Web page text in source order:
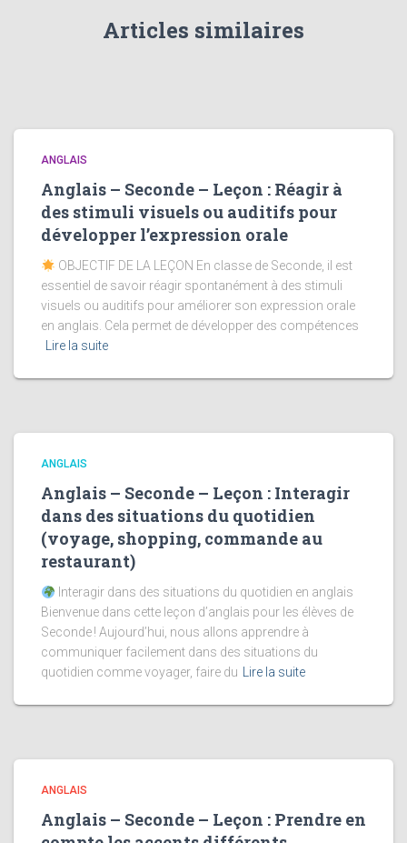
Articles similaires
ANGLAIS
Anglais – Seconde – Leçon : Réagir à
des stimuli visuels ou auditifs pour
développer l’expression orale
OBJECTIF DE LA LEÇON En classe de Seconde, il est
essentiel de savoir réagir spontanément à des stimuli
visuels ou auditifs pour améliorer son expression orale
en anglais. Cela permet de développer des compétences
Lire la suite
ANGLAIS
Anglais – Seconde – Leçon : Interagir
dans des situations du quotidien
(voyage, shopping, commande au
restaurant)
Interagir dans des situations du quotidien en anglais
Bienvenue dans cette leçon d’anglais pour les élèves de
Seconde ! Aujourd’hui, nous allons apprendre à
communiquer facilement dans des situations du
quotidien comme voyager, faire du Lire la suite
ANGLAIS
Anglais – Seconde – Leçon : Prendre en